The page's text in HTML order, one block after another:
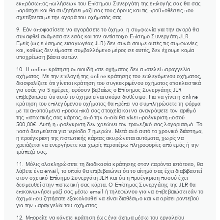
έχουν συλλέξει σε σχέση με την από μέρους σας χρήση
των υπηρεσιών τους.
εκπρόσωπος πωλήσεων του Επίσημου Συνεργάτη της επιλογής σας θα σας
παράσχει και θα συζητήσει μαζί σας τους όρους και τις προϋποθέσεις που
σχετίζονται με την αγορά του οχήματός σας.
9. Εάν αποφασίσετε να αγοράσετε το όχημα, η συμφωνία για την αγορά θα
συναφθεί ανάμεσα σε εσάς και τον αντίστοιχο Επίσημο Συνεργάτη JLR.
Εμείς (ως επίσημος εισαγωγέας JLR) δεν συνάπτουμε αυτές τις συμφωνίες
και, καθώς δεν είμαστε συμβαλλόμενο μέρος σε αυτές, δεν έχουμε καμία
υποχρέωση βάσει αυτών.
10. Η online κράτηση οποιουδήποτε οχήματος δεν αποτελεί παραγγελία
οχήματος. Με την επιλογή της online κράτησης του επιλεγόμενου οχήματος,
διασφαλίζετε ότι γίνεται κράτηση του συγκεκριμένου οχήματος αποκλειστικά
για εσάς για 5 ημέρες, εφόσον βεβαίως ο Επίσημος Συνεργάτης JLR
επιβεβαιώσει ότι αυτό το όχημα είναι ακόμα διαθέσιμο. Για να γίνει η online
κράτηση του επιλεγόμενου οχήματος θα πρέπει να συμπληρώσετε τη φόρμα
με τα απαιτούμενα προσωπικά σας στοιχεία και να αναγράψετε τον αριθμό
της πιστωτικής σας κάρτας, από την οποία θα γίνει προέγκριση ποσού
500,00€. Αυτή η προέγκριση δεν χρεώνει τον τραπεζικό σας λογαριασμό. Το
ποσό δεσμεύεται για περίοδο 7 ημερών. Μετά από αυτό το χρονικό διάστημα,
η προέγκριση της πιστωτικής κάρτας ακυρώνεται αυτόματα, χωρίς να
χρειάζεται να ενεργήσετε και χωρίς περαιτέρω πληροφορίες από εμάς ή την
τράπεζά σας.
11. Μόλις ολοκληρώσετε τη διαδικασία κράτησης στον παρόντα ιστότοπο, θα
λάβετε ένα email, το οποίο θα επιβεβαιώνει ότι το αίτημά σας έχει διαβιβαστεί
στον σχετικό Επίσημο Συνεργάτη JLR και ότι η προέγκριση ποσού έχει
δεσμευθεί στην πιστωτική σας κάρτα. Ο Επίσημος Συνεργάτης της JLR θα
επικοινωνήσει μαζί σας μέσω email ή τηλεφώνου για να επιβεβαιώσει εάν το
όχημα που ζητήσατε εξακολουθεί να είναι διαθέσιμο και να ορίσει ραντεβού
για την παραγγελία του οχήματος.
12. Μπορείτε να κάνετε κράτηση έως ένα όχημα μέσω του εργαλείου